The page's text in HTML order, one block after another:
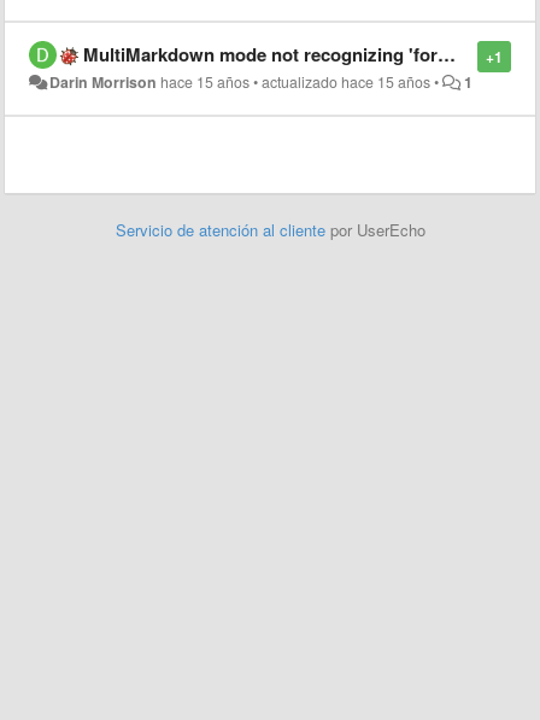
+1
MultiMarkdown mode not recognizing 'format: complete' on first line (should be case insensitive for keys)
Darin Morrison hace 15 años•actualizado hace 15 años• 1
Servicio de atención al cliente por UserEcho